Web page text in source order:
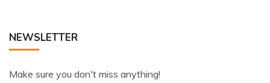
NEWSLETTER
Make sure you don't miss anything!